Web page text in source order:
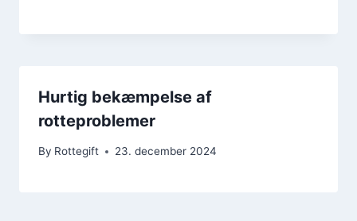
Hurtig bekæmpelse af
rotteproblemer
By Rottegift 23. december 2024